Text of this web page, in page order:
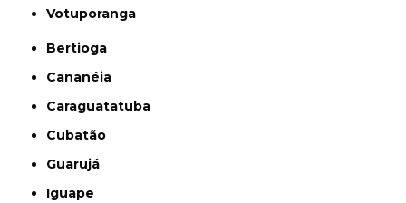
Votuporanga
Bertioga
Cananéia
Caraguatatuba
Cubatão
Guarujá
Iguape